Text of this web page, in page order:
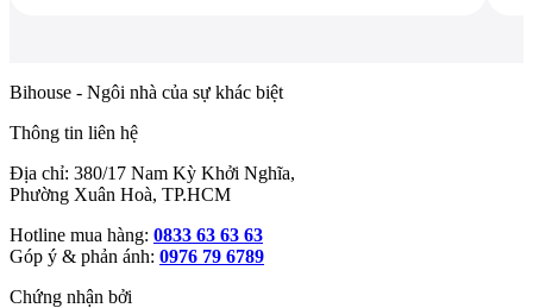
Bihouse - Ngôi nhà của sự khác biệt
Thông tin liên hệ
Địa chỉ: 380/17 Nam Kỳ Khởi Nghĩa,
Phường Xuân Hoà, TP.HCM
Hotline mua hàng: 0833 63 63 63
Góp ý & phản ánh: 0976 79 6789
Chứng nhận bởi